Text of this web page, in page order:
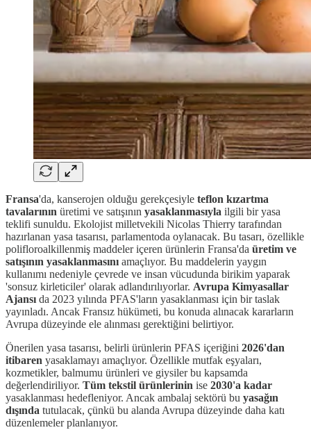
Fransa'da, kanserojen olduğu gerekçesiyle teflon kızartma
tavalarının üretimi ve satışının yasaklanmasıyla ilgili bir yasa
teklifi sunuldu. Ekolojist milletvekili Nicolas Thierry tarafından
hazırlanan yasa tasarısı, parlamentoda oylanacak. Bu tasarı, özellikle
polifloroalkillenmiş maddeler içeren ürünlerin Fransa'da üretim ve
satışının yasaklanmasını amaçlıyor. Bu maddelerin yaygın
kullanımı nedeniyle çevrede ve insan vücudunda birikim yaparak
'sonsuz kirleticiler' olarak adlandırılıyorlar. Avrupa Kimyasallar
Ajansı da 2023 yılında PFAS'ların yasaklanması için bir taslak
yayınladı. Ancak Fransız hükümeti, bu konuda alınacak kararların
Avrupa düzeyinde ele alınması gerektiğini belirtiyor.
Önerilen yasa tasarısı, belirli ürünlerin PFAS içeriğini 2026'dan
itibaren yasaklamayı amaçlıyor. Özellikle mutfak eşyaları,
kozmetikler, balmumu ürünleri ve giysiler bu kapsamda
değerlendiriliyor. Tüm tekstil ürünlerinin ise 2030'a kadar
yasaklanması hedefleniyor. Ancak ambalaj sektörü bu yasağın
dışında tutulacak, çünkü bu alanda Avrupa düzeyinde daha katı
düzenlemeler planlanıyor.